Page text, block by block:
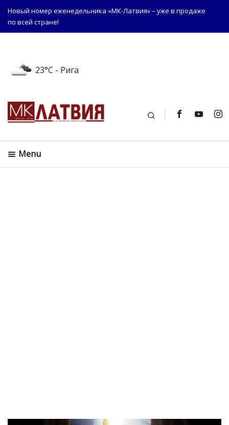
Новый номер еженедельника «МК-Латвия» – уже в продаже
по всей стране!
23°C - Рига
Поиск
Menu